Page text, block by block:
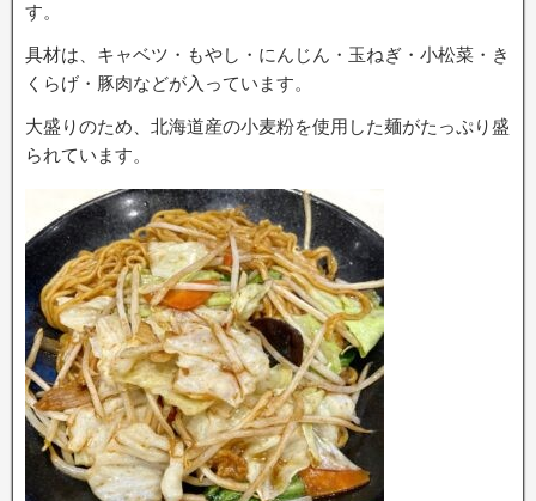
す。
具材は、キャベツ・もやし・にんじん・玉ねぎ・小松菜・き
くらげ・豚肉などが入っています。
大盛りのため、北海道産の小麦粉を使用した麺がたっぷり盛
られています。